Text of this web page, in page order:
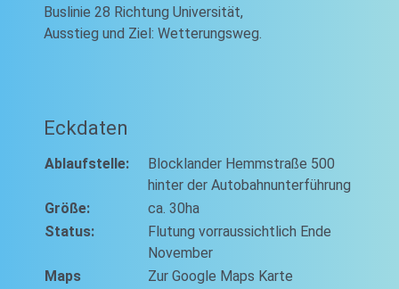
Buslinie 28 Richtung Universität,
Ausstieg und Ziel: Wetterungsweg.
Eckdaten
Ablaufstelle:
Blocklander Hemmstraße 500
hinter der Autobahnunterführung
Größe:
ca. 30ha
Status:
Flutung vorraussichtlich Ende
November
Maps
Zur Google Maps Karte